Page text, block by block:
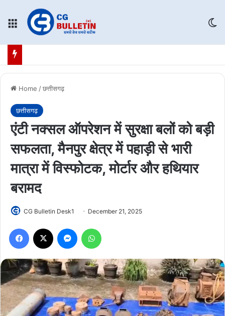
Menu
Home /छत्तीसगढ़
छत्तीसगढ़
एंटी नक्सल ऑपरेशन में सुरक्षा बलों को बड़ी
सफलता, मैनपुर क्षेत्र में पहाड़ी से भारी
मात्रा में विस्फोटक, मोर्टार और हथियार
बरामद
CG Bulletin Desk1 December 21, 2025
Facebook Messenger